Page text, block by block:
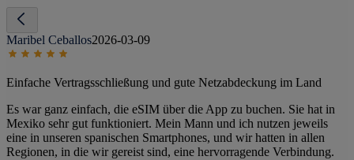
Maribel Ceballos2026-03-09
Einfache Vertragsschließung und gute Netzabdeckung im Land
Es war ganz einfach, die eSIM über die App zu buchen. Sie hat in
Mexiko sehr gut funktioniert. Mein Mann und ich nutzen jeweils
eine in unseren spanischen Smartphones, und wir hatten in allen
Regionen, in die wir gereist sind, eine hervorragende Verbindung.